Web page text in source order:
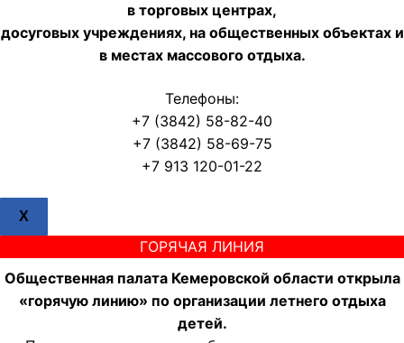
в торговых центрах,
досуговых учреждениях, на общественных объектах и
в местах массового отдыха.
Телефоны:
+7 (3842) 58-82-40
+7 (3842) 58-69-75
+7 913 120-01-22
X
ГОРЯЧАЯ ЛИНИЯ
Общественная палата Кемеровской области открыла
«горячую линию» по организации летнего отдыха
детей.